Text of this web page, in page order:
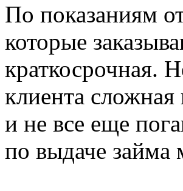
По показаниям
которые
краткосрочная.
клиента
и не все еще
по выдаче займа